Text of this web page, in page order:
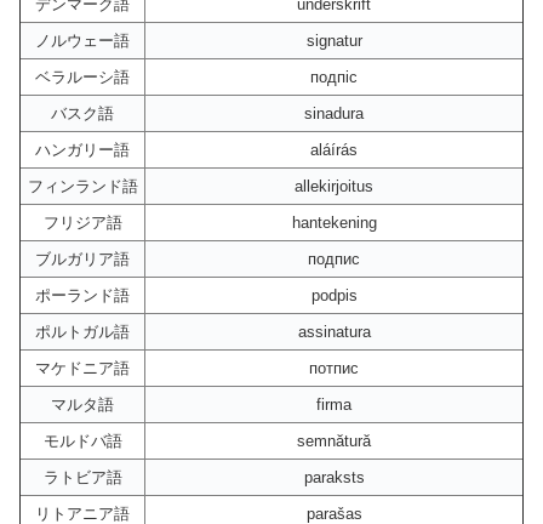
デンマーク語
underskrift
ノルウェー語
signatur
ベラルーシ語
подпіс
バスク語
sinadura
ハンガリー語
aláírás
フィンランド語
allekirjoitus
フリジア語
hantekening
ブルガリア語
подпис
ポーランド語
podpis
ポルトガル語
assinatura
マケドニア語
потпис
マルタ語
firma
モルドバ語
semnătură
ラトビア語
paraksts
リトアニア語
parašas